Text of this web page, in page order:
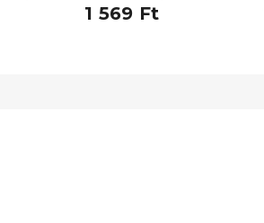
1 569 Ft